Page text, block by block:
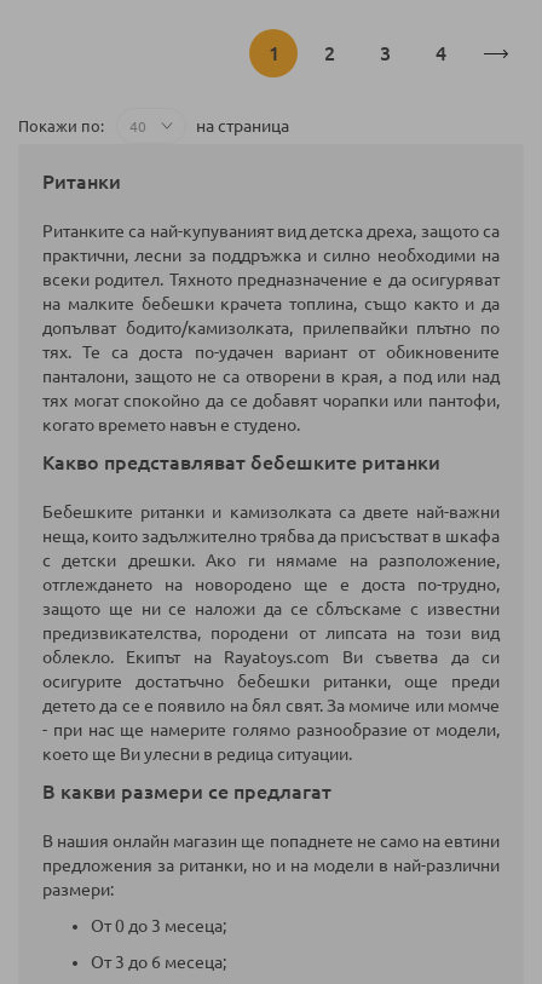
В
1 Страница
2 Страница
3 Страница
4
Покажи по на страница
Ританки
Ританките са най-купуваният вид детска дреха, защото са
практични, лесни за поддръжка и силно необходими на
всеки родител. Тяхното предназначение е да осигуряват
на малките бебешки крачета топлина, също както и да
допълват бодито/камизолката, прилепвайки плътно по
тях. Те са доста по-удачен вариант от обикновените
панталони, защото не са отворени в края, а под или над
тях могат спокойно да се добавят чорапки или пантофи,
когато времето навън е студено.
Какво представляват бебешките ританки
Бебешките ританки и камизолката са двете най-важни
неща, които задължително трябва да присъстват в шкафа
с детски дрешки. Ако ги нямаме на разположение,
отглеждането на новородено ще е доста по-трудно,
защото ще ни се наложи да се сблъскаме с известни
предизвикателства, породени от липсата на този вид
облекло. Екипът на Rayatoys.com Ви съветва да си
осигурите достатъчно бебешки ританки, още преди
детето да се е появило на бял свят. За момиче или момче
- при нас ще намерите голямо разнообразие от модели,
което ще Ви улесни в редица ситуации.
В какви размери се предлагат
В нашия онлайн магазин ще попаднете не само на евтини
предложения за ританки, но и на модели в най-различни
размери:
От 0 до 3 месеца;
От 3 до 6 месеца;